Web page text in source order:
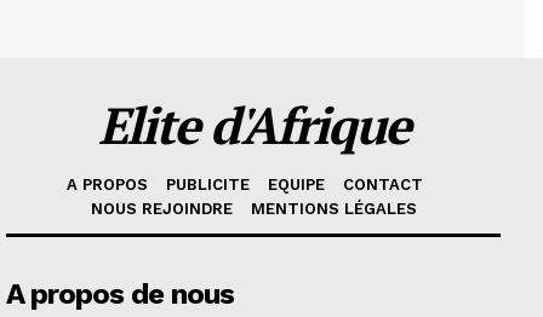
Elite d'Afrique
A PROPOS PUBLICITE EQUIPE
CONTACT
NOUS REJOINDRE
MENTIONS LÉGALES
A propos de nous